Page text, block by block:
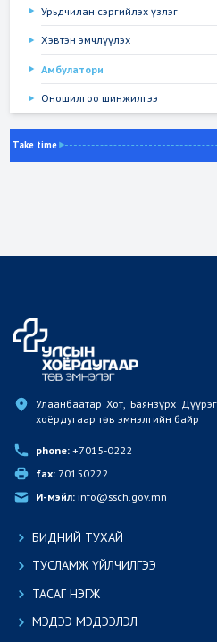
Урьдчилан сэргийлэх үзлэг
Хэвтэн эмчлүүлэх
Амбулатори
Оношилгоо шинжилгээ
Take time
Улаанбаатар Хот, Баянзүрх
хоёрдугаар төв эмнэлгийн байр
phone: +7015-0222
fax: 70150222
И-мэйл: info@ssch.gov.mn
БИДНИЙ ТУХАЙ
ТУСЛАМЖ ҮЙЛЧИЛГЭЭ
ТАСАГ НЭГЖ
МЭДЭЭ МЭДЭЭЛЭЛ